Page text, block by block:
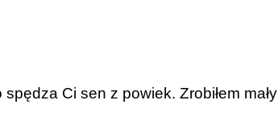
Ci sen z powiek. Zrobiłem mały